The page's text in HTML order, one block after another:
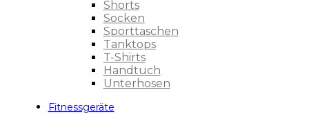
Shorts
Socken
Sporttaschen
Tanktops
T-Shirts
Handtuch
Unterhosen
Fitnessgeräte